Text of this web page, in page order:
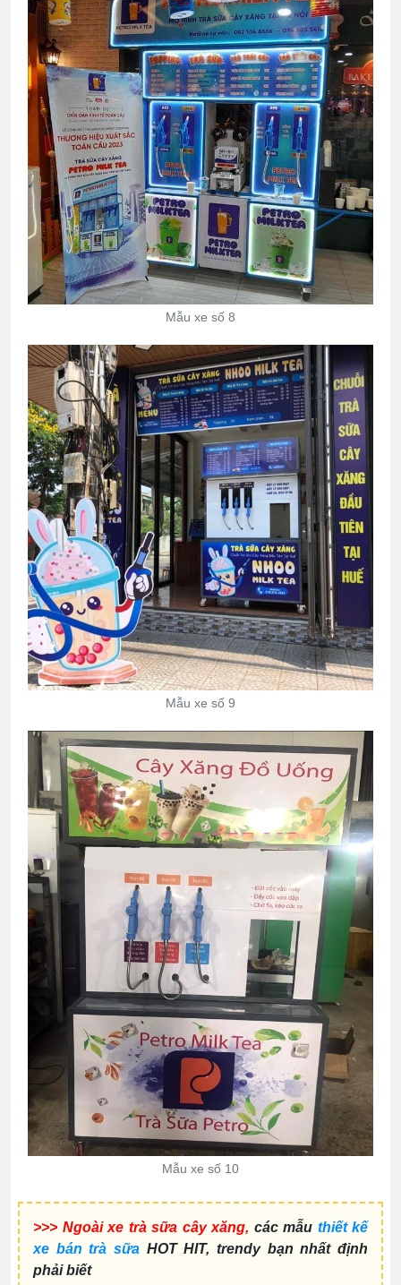
Mẫu xe số 8
Mẫu xe số 9
Mẫu xe số 10
>>> Ngoài xe trà sữa cây xăng, các mẫu thiết kế
xe bán trà sữa HOT HIT, trendy bạn nhất định
phải biết